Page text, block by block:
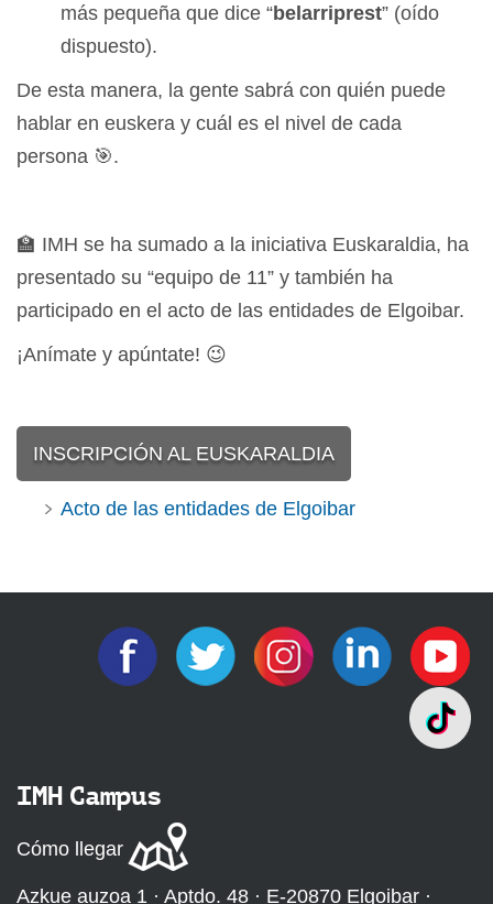
más pequeña que dice “belarriprest” (oído
dispuesto).
De esta manera, la gente sabrá con quién puede
hablar en euskera y cuál es el nivel de cada
persona 🎯.
🏫 IMH se ha sumado a la iniciativa Euskaraldia, ha
presentado su “equipo de 11” y también ha
participado en el acto de las entidades de Elgoibar.
¡Anímate y apúntate! 😉
INSCRIPCIÓN AL EUSKARALDIA
Acto de las entidades de Elgoibar
IMH Campus
Cómo llegar
Azkue auzoa 1 · Aptdo. 48 · E-20870 Elgoibar ·